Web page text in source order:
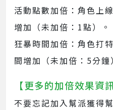
活動點數加倍：角色上
增加（未加倍：1點）。
狂暴時間加倍：角色打
間增加（未加倍：5分鐘
【更多的加倍效果資訊
不要忘記加入幫派獲得